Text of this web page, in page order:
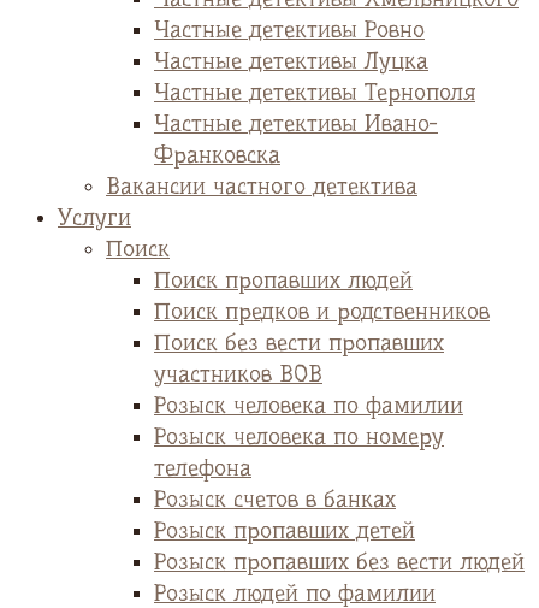
Частные детективы Ровно
Частные детективы Луцка
Частные детективы Тернополя
Частные детективы Ивано-
Франковска
Вакансии частного детектива
Услуги
Поиск
Поиск пропавших людей
Поиск предков и родственников
Поиск без вести пропавших
участников ВОВ
Розыск человека по фамилии
Розыск человека по номеру
телефона
Розыск счетов в банках
Розыск пропавших детей
Розыск пропавших без вести людей
Розыск людей по фамилии